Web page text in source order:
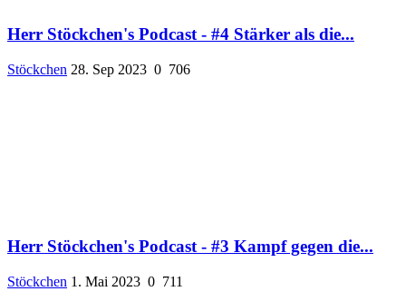
Herr Stöckchen's Podcast - #4 Stärker als die...
Stöckchen 28. Sep 2023 0 706
Herr Stöckchen's Podcast - #3 Kampf gegen die...
Stöckchen 1. Mai 2023 0 711